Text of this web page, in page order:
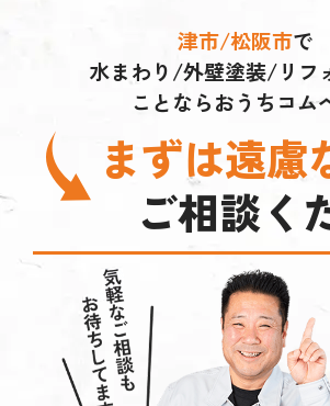
津市/松阪市で
水まわり/外壁塗装/リフ
ことならおうちコム
まずは遠慮
ご相談く